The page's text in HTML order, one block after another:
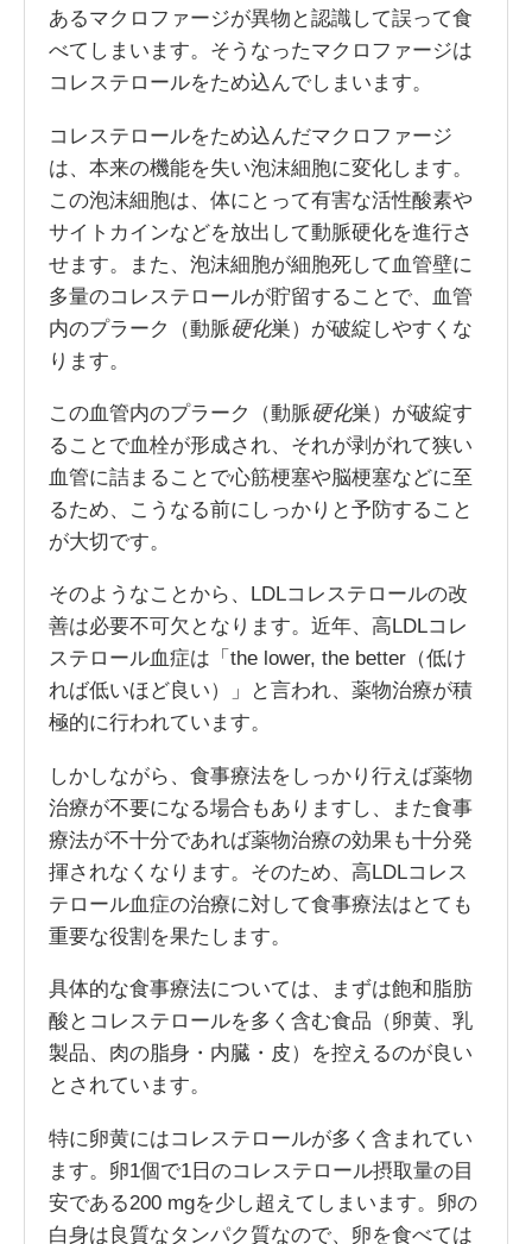
あるマクロファージが異物と認識して誤って食
べてしまいます。そうなったマクロファージは
コレステロールをため込んでしまいます。
コレステロールをため込んだマクロファージ
は、本来の機能を失い泡沫細胞に変化します。
この泡沫細胞は、体にとって有害な活性酸素や
サイトカインなどを放出して動脈硬化を進行さ
せます。また、泡沫細胞が細胞死して血管壁に
多量のコレステロールが貯留することで、血管
内のプラーク（動脈硬化巣）が破綻しやすくな
ります。
この血管内のプラーク（動脈硬化巣）が破綻す
ることで血栓が形成され、それが剥がれて狭い
血管に詰まることで心筋梗塞や脳梗塞などに至
るため、こうなる前にしっかりと予防すること
が大切です。
そのようなことから、LDLコレステロールの改
善は必要不可欠となります。近年、高LDLコレ
ステロール血症は「the lower, the better（低け
れば低いほど良い）」と言われ、薬物治療が積
極的に行われています。
しかしながら、食事療法をしっかり行えば薬物
治療が不要になる場合もありますし、また食事
療法が不十分であれば薬物治療の効果も十分発
揮されなくなります。そのため、高LDLコレス
テロール血症の治療に対して食事療法はとても
重要な役割を果たします。
具体的な食事療法については、まずは飽和脂肪
酸とコレステロールを多く含む食品（卵黄、乳
製品、肉の脂身・内臓・皮）を控えるのが良い
とされています。
特に卵黄にはコレステロールが多く含まれてい
ます。卵1個で1日のコレステロール摂取量の目
安である200 mgを少し超えてしまいます。卵の
白身は良質なタンパク質なので、卵を食べては